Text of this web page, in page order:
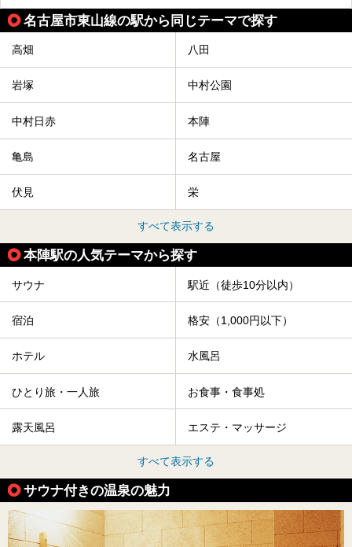
名古屋市東山線の駅から同じテーマで探す
高畑 八田
岩塚 中村公園
中村日赤 本陣
亀島 名古屋
伏見 栄
すべて表示する
本陣駅の人気テーマから探す
サウナ 駅近（徒歩10分以内）
宿泊 格安（1,000円以下）
ホテル 水風呂
ひとり旅・一人旅 お食事・食事処
露天風呂 エステ・マッサージ
すべて表示する
サウナ付きの温泉の魅力